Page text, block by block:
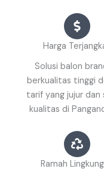
Harga
Solusi balon
berkualitas tinggi
tarif yang jujur dan
kualitas di
Ramah